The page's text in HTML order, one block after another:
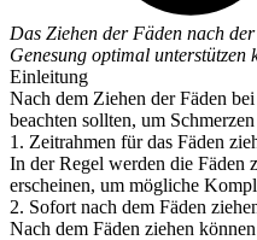
Das Ziehen der Fäden nach
Genesung optimal unterstützen
Einleitung
Nach dem Ziehen der Fäden
beachten sollten, um
1. Zeitrahmen für das Fäden
In der Regel werden die Fäden
erscheinen, um mögliche
2. Sofort nach dem Fäden
Nach dem Fäden ziehen